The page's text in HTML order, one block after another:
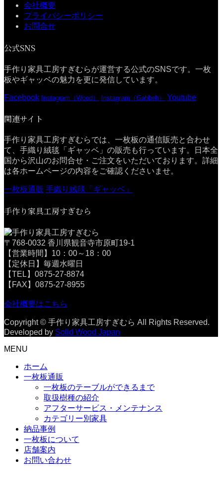
会社概要
プライバシーポリシー
お問合せ
公式SNS
手作り家具工房すぎむらが運営する公式のSNSです。一枚
板やギャッベの魅力を更に発信しています。
Facebook Instagram（Wood） Instagram（Gabbeh） Youtube
関連サイト
手作り家具工房すぎむらでは、一枚板の通信販売と合わせ
て、手織り絨毯「ギャッベ」の販売も行っています。日本全
国から沢山のお問合せ・ご注文をいただいております。詳細
は各ホームページの内容をご確認くださいませ。
一枚板通販 手織り絨毯「ギャッベ」
手作り家具工房すぎむら
〒768-0032 香川県観音寺市原町19-1
【営業時間】10：00～18：00
【定休日】毎週水曜日
【TEL】0875-27-8874
【FAX】0875-27-8955
会社概要はこちら
Copyright © 手作り家具工房すぎむら All Rights Reserved.
Developed by Solid Wood Japan
MENU
ホーム
一枚板通販
一枚板のテーブルができるまで
取扱樹種の紹介
アフターサービス・メンテナンス
カテゴリー別家具
納品事例
一枚板について
店舗案内
お問い合わせ